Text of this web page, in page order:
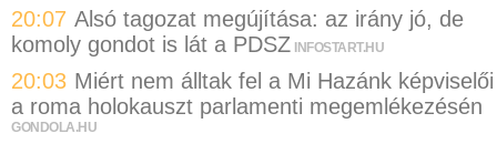
20:07 Alsó tagozat megújítása: az irány jó, de
komoly gondot is lát a PDSZ INFOSTART.HU
20:03 Miért nem álltak fel a Mi Hazánk képviselői
a roma holokauszt parlamenti megemlékezésén
GONDOLA.HU